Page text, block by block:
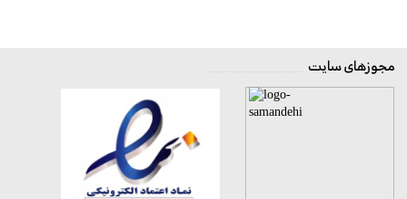
مجوزهای سایت